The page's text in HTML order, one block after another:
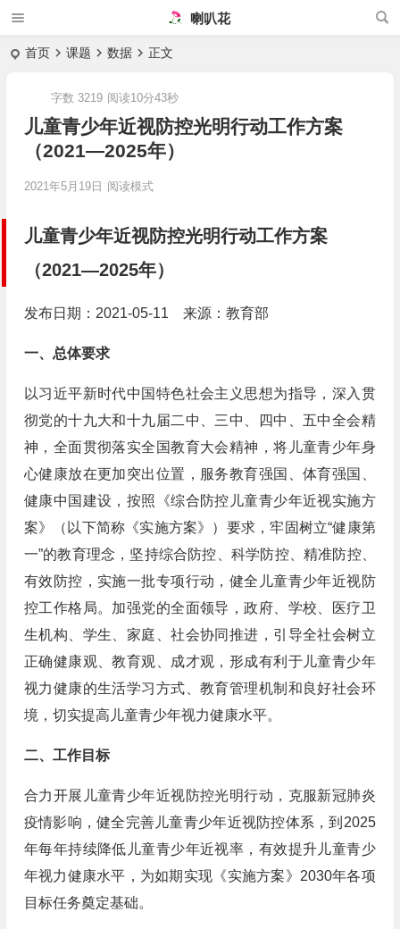
喇叭花
首页 课题 数据 正文
儿童青少年近视防控光明行动工作方案
（2021—2025年）
2021年5月19日
字数 3219 阅读10分43秒
阅读模式
儿童青少年近视防控光明行动工作方案
（2021—2025年）
发布日期：2021-05-11 来源：教育部
一、总体要求
以习近平新时代中国特色社会主义思想为指导，深入贯
彻党的十九大和十九届二中、三中、四中、五中全会精
神，全面贯彻落实全国教育大会精神，将儿童青少年身
心健康放在更加突出位置，服务教育强国、体育强国、
健康中国建设，按照《综合防控儿童青少年近视实施方
案》（以下简称《实施方案》）要求，牢固树立“健康第
一”的教育理念，坚持综合防控、科学防控、精准防控、
有效防控，实施一批专项行动，健全儿童青少年近视防
控工作格局。加强党的全面领导，政府、学校、医疗卫
生机构、学生、家庭、社会协同推进，引导全社会树立
正确健康观、教育观、成才观，形成有利于儿童青少年
视力健康的生活学习方式、教育管理机制和良好社会环
境，切实提高儿童青少年视力健康水平。
二、工作目标
合力开展儿童青少年近视防控光明行动，克服新冠肺炎
疫情影响，健全完善儿童青少年近视防控体系，到2025
年每年持续降低儿童青少年近视率，有效提升儿童青少
年视力健康水平，为如期实现《实施方案》2030年各项
目标任务奠定基础。